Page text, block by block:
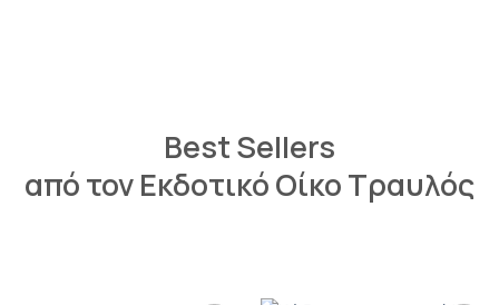
Best Sellers
από τον Εκδοτικό Οίκο Τραυλός